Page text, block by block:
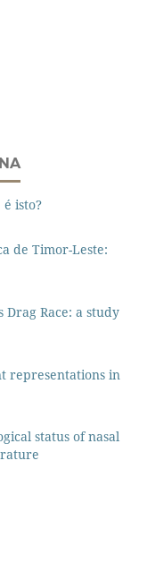
isto?
de Timor-Leste:
Drag Race: a study
representations in
status of nasal